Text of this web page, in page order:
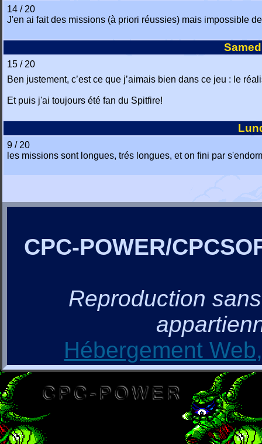
14 / 20
J'en ai fait des missions (à priori réussies) mais impossible
15 / 20
Ben justement, c’est ce que j’aimais bien dans ce jeu : le
Et puis j'ai toujours été fan du Spitfire!
9 / 20
les missions sont longues, trés longues, et on fini par
CPC-POWER/
Reproduction
Hébergement